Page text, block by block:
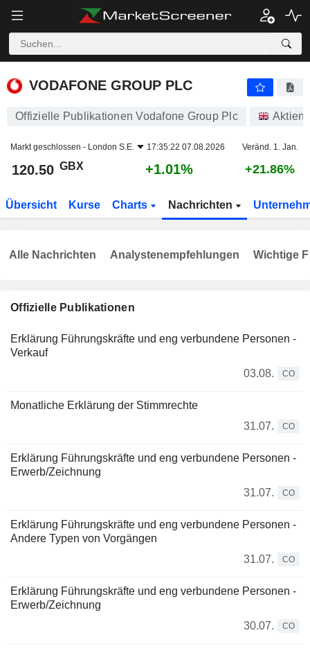
VODAFONE GROUP PLC
VODAFONE GROUP PLC
Offizielle Publikationen Vodafone Group Plc Aktien
Markt geschlossen - London S.E. 17:35:22 07.08.2026 Veränd. 1. Jan.
120.50 GBX +1.01% +21.86%
Übersicht Kurse Charts Nachrichten
Offizielle Publikationen
Erklärung Führungskräfte und eng verbundene Personen -
Verkauf
03.08.
CO
Monatliche Erklärung der Stimmrechte
31.07.
CO
Erklärung Führungskräfte und eng verbundene Personen -
Erwerb/Zeichnung
31.07.
CO
Erklärung Führungskräfte und eng verbundene Personen -
Andere Typen von Vorgängen
31.07.
CO
Erklärung Führungskräfte und eng verbundene Personen -
Erwerb/Zeichnung
30.07.
CO
Alle Nachrichten Analystenempfehlungen Wichtige